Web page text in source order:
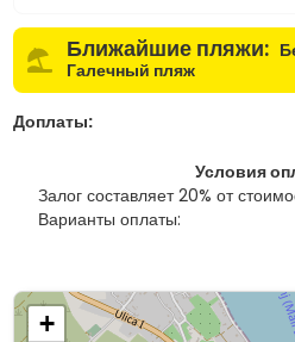
Ближайшие пляжи:
Галечный пляж
Доплаты:
Условия
Залог составляет 20% от
Варианты оплаты:
+